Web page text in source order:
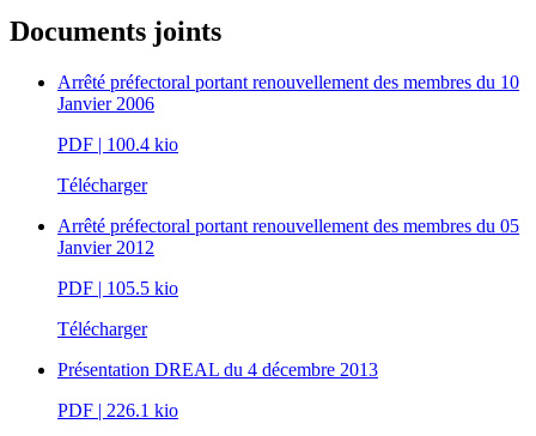
Documents joints
Arrêté préfectoral portant renouvellement des membres du 10
Janvier 2006
PDF | 100.4 kio
Télécharger
Arrêté préfectoral portant renouvellement des membres du 05
Janvier 2012
PDF | 105.5 kio
Télécharger
Présentation DREAL du 4 décembre 2013
PDF | 226.1 kio